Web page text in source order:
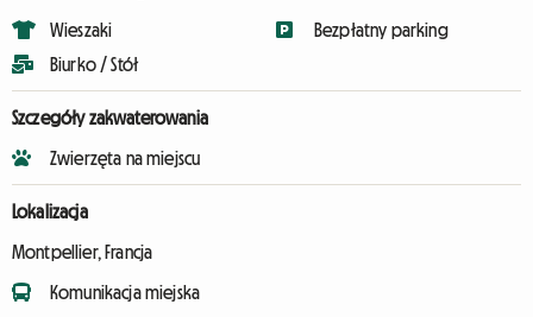
Wieszaki
Biurko / Stół
Bezpłatny parking
Szczegóły zakwaterowania
Zwierzęta na miejscu
Lokalizacja
Montpellier, Francja
Komunikacja miejska